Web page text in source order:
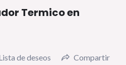
Termico en
de deseos Compartir